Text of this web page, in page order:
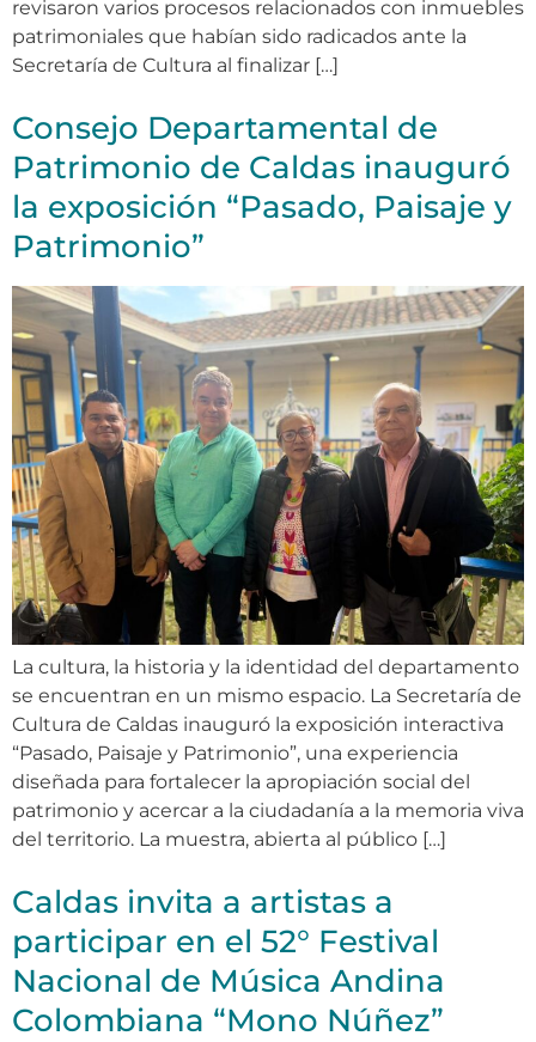
revisaron varios procesos relacionados con inmuebles
patrimoniales que habían sido radicados ante la
Secretaría de Cultura al finalizar […]
Consejo Departamental de
Patrimonio de Caldas inauguró
la exposición “Pasado, Paisaje y
Patrimonio”
La cultura, la historia y la identidad del departamento
se encuentran en un mismo espacio. La Secretaría de
Cultura de Caldas inauguró la exposición interactiva
“Pasado, Paisaje y Patrimonio”, una experiencia
diseñada para fortalecer la apropiación social del
patrimonio y acercar a la ciudadanía a la memoria viva
del territorio. La muestra, abierta al público […]
Caldas invita a artistas a
participar en el 52° Festival
Nacional de Música Andina
Colombiana “Mono Núñez”